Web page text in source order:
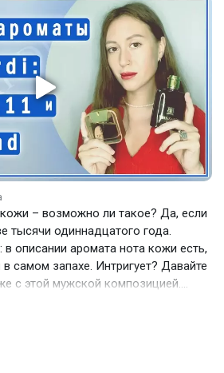
живописной итальянской природе
My Land» что в переводе означает
– возможно ли такое? Да, если
тысячи одиннадцатого года.
в описании аромата нота кожи есть,
в самом запахе. Интригует? Давайте
с этой мужской композицией.
Вам ролик о двух
– переходите по подсказке.
можно ожидать крепкий